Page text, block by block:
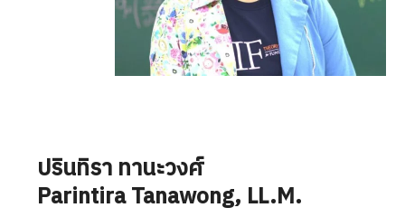
ปรินทิรา ทานะวงศ์
Parintira Tanawong, LL.M.